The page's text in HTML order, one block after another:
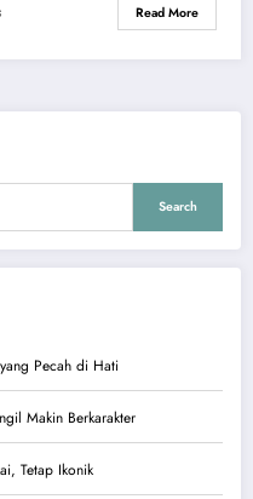
Read More
Search
Pecah di Hati
Makin Berkarakter
Tetap Ikonik